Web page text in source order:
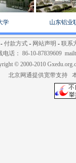
学 山东铝业
- 付款方式- 网站声明 - 联系
电话： 86-10-87839609
© 2000-2010
北京网通提供宽带支持